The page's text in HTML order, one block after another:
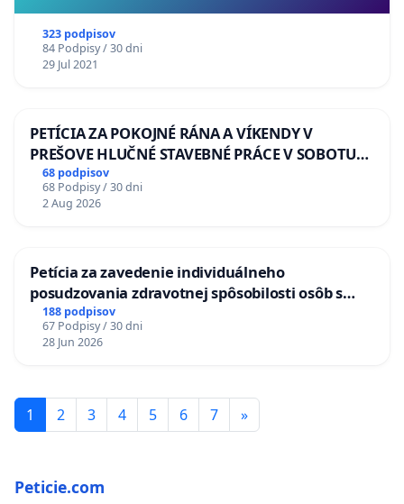
323 podpisov
84 Podpisy / 30 dni
29 Jul 2021
PETÍCIA ZA POKOJNÉ RÁNA A VÍKENDY V
PREŠOVE HLUČNÉ STAVEBNÉ PRÁCE V SOBOTU
LEN OD 9.00 DO 13.00 HOD., CEZ PRACOVNÝ
TÝŽDEŇ CIEĽ 8.00 – 18.00 HOD. A PRAVIDELNÁ
KONTROLA STAVBY C-AREA NA
68 podpisov
68 Podpisy / 30 dni
2 Aug 2026
Petícia za zavedenie individuálneho
posudzovania zdravotnej spôsobilosti osôb s
diabetom 1. a 2. typu pri prijímaní do
Policajného zboru SR
188 podpisov
67 Podpisy / 30 dni
28 Jun 2026
1 2 3 4 5 6 7 »
Peticie.com